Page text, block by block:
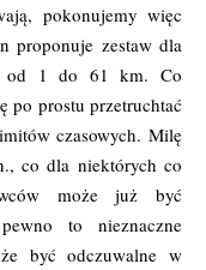
pokonujemy więc
proponuje zestaw dla
od 1 do 61 km. Co
po prostu przetruchtać
czasowych. Milę
co dla niektórych co
może już być
to nieznaczne
być odczuwalne w